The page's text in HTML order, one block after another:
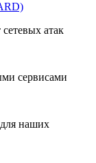
атак
сервисами
наших